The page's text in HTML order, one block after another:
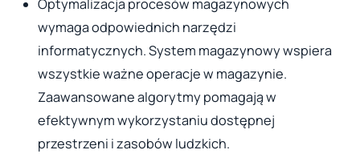
Optymalizacja procesów magazynowych
wymaga odpowiednich narzędzi
informatycznych. System magazynowy wspiera
wszystkie ważne operacje w magazynie.
Zaawansowane algorytmy pomagają w
efektywnym wykorzystaniu dostępnej
przestrzeni i zasobów ludzkich.